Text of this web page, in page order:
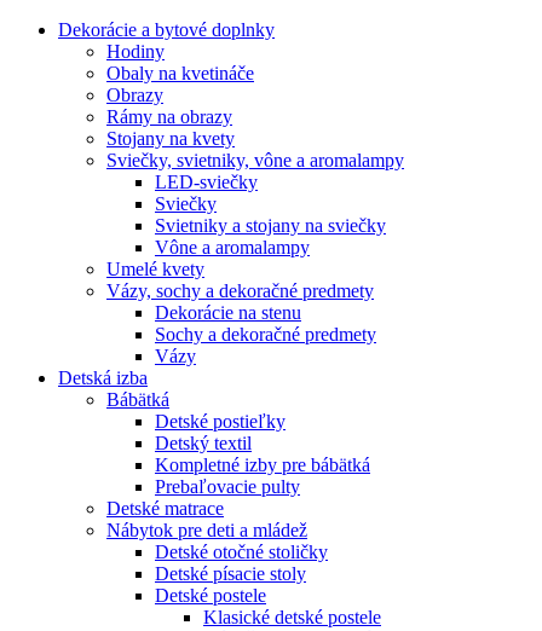
Dekorácie a bytové doplnky
Hodiny
Obaly na kvetináče
Obrazy
Rámy na obrazy
Stojany na kvety
Sviečky, svietniky, vône a aromalampy
LED-sviečky
Sviečky
Svietniky a stojany na sviečky
Vône a aromalampy
Umelé kvety
Vázy, sochy a dekoračné predmety
Dekorácie na stenu
Sochy a dekoračné predmety
Vázy
Detská izba
Bábätká
Detské postieľky
Detský textil
Kompletné izby pre bábätká
Prebaľovacie pulty
Detské matrace
Nábytok pre deti a mládež
Detské otočné stoličky
Detské písacie stoly
Detské postele
Klasické detské postele